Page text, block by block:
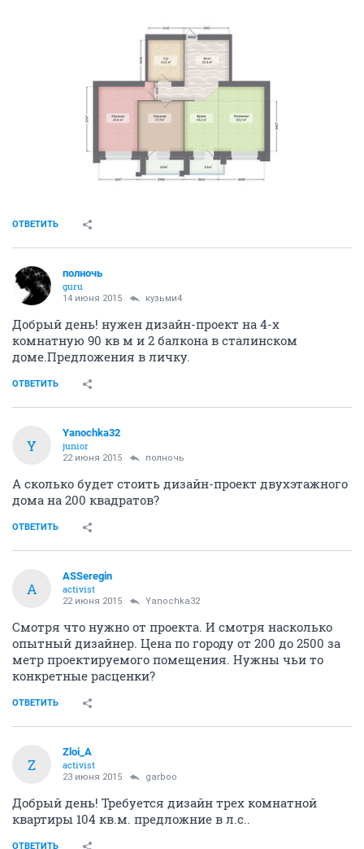
ОТВЕТИТЬ
полночь
guru
14 июня 2015 кузьми4
Добрый день! нужен дизайн-проект на 4-х
комнатную 90 кв м и 2 балкона в сталинском
доме.Предложения в личку.
ОТВЕТИТЬ
Y
Yanochka32
junior
22 июня 2015 полночь
А сколько будет стоить дизайн-проект двухэтажного
дома на 200 квадратов?
ОТВЕТИТЬ
A
ASSeregin
activist
22 июня 2015 Yanochka32
Смотря что нужно от проекта. И смотря насколько
опытный дизайнер. Цена по городу от 200 до 2500 за
метр проектируемого помещения. Нужны чьи то
конкретные расценки?
ОТВЕТИТЬ
Z
Zloi_A
activist
23 июня 2015 garboo
Добрый день! Требуется дизайн трех комнатной
квартиры 104 кв.м. предложние в л.с..
ОТВЕТИТЬ